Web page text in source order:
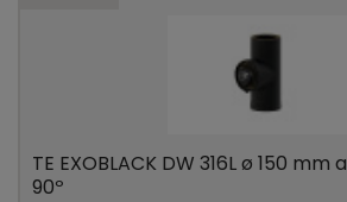
TE EXOBLACK DW 316L ø 150 mm a
90º